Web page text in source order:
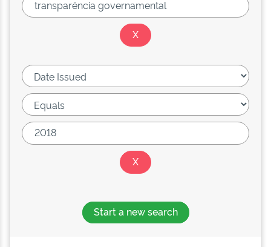
Start a new search